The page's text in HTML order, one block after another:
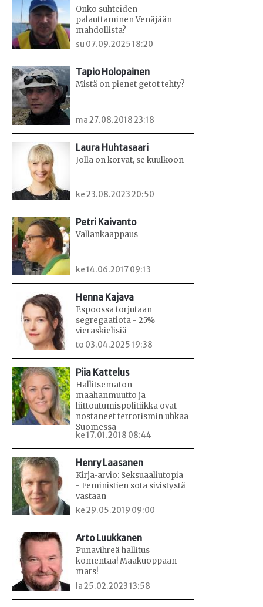
Onko suhteiden
palauttaminen Venäjään
mahdollista?
su 07.09.2025 18:20
Tapio Holopainen
Mistä on pienet getot tehty?
ma 27.08.2018 23:18
Laura Huhtasaari
Jolla on korvat, se kuulkoon
ke 23.08.2023 20:50
Petri Kaivanto
Vallankaappaus
ke 14.06.2017 09:13
Henna Kajava
Espoossa torjutaan
segregaatiota - 25%
vieraskielisiä
to 03.04.2025 19:38
Piia Kattelus
Hallitsematon
maahanmuutto ja
liittoutumispolitiikka ovat
nostaneet terrorismin uhkaa
Suomessa
ke 17.01.2018 08:44
Henry Laasanen
Kirja-arvio: Seksuaaliutopia
- Feministien sota sivistystä
vastaan
ke 29.05.2019 09:00
Arto Luukkanen
Punavihreä hallitus
komentaa! Maakuoppaan
mars!
la 25.02.2023 13:58